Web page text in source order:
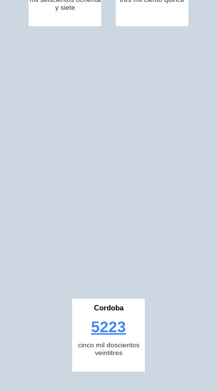
y siete
Cordoba
5223
cinco mil doscientos
veintitres